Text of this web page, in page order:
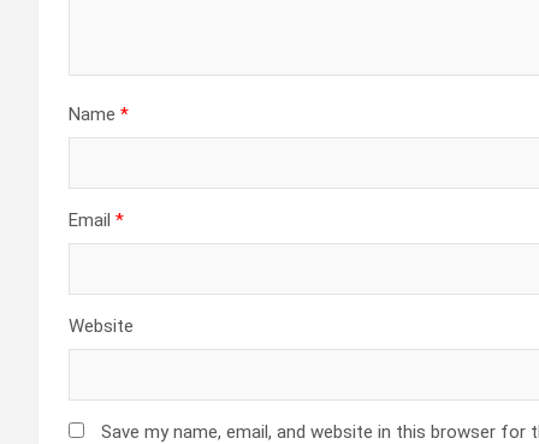
Name *
Email *
Website
Save my name, email, and website in this browser for